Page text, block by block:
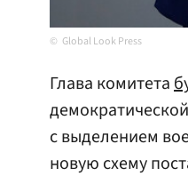
Global Look Press
Глава комитета
с выделением
новую схему